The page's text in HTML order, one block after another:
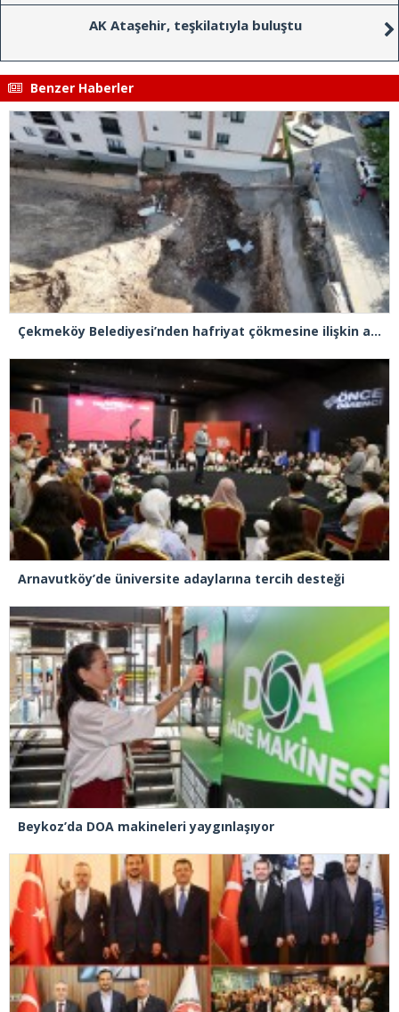
AK Ataşehir, teşkilatıyla buluştu
Benzer Haberler
Çekmeköy Belediyesi’nden hafriyat çökmesine ilişkin açıklama
Arnavutköy’de üniversite adaylarına tercih desteği
Beykoz’da DOA makineleri yaygınlaşıyor